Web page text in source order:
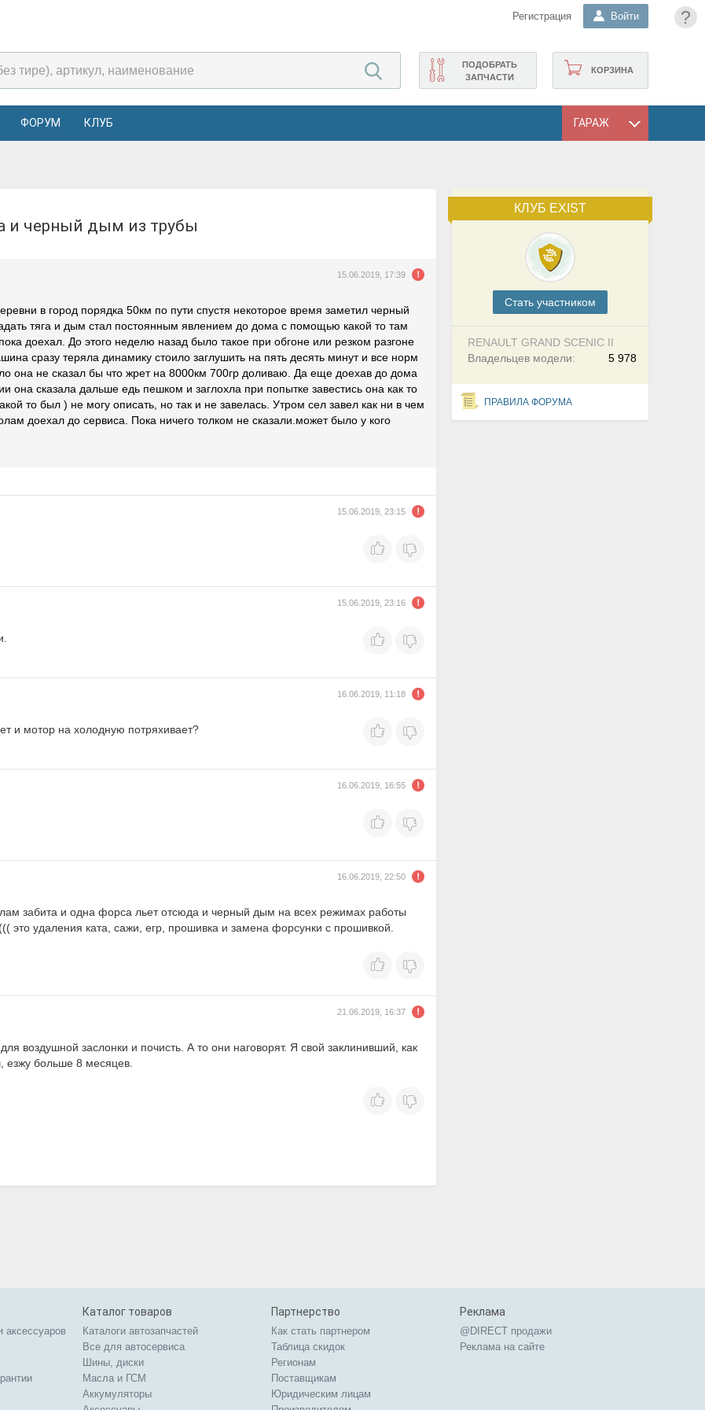
?
Регистрация Войти
КОРЗИНА
ПОДОБРАТЬ
ЗАПЧАСТИ
ФОРУМ КЛУБ ГАРАЖ
КЛУБ EXIST
Cтать участником
RENAULT GRAND SCENIC II
5 978
Владельцев модели:
ПРАВИЛА ФОРУМА
и черный дым из трубы
15.06.2019, 17:39
в город порядка 50км по пути спустя некоторое время заметил черный
тяга и дым стал постоянным явлением до дома с помощью какой то там
доехал. До этого неделю назад было такое при обгоне или резком разгоне
сразу теряла динамику стоило заглушить на пять десять минут и все норм
она не сказал бы что жрет на 8000км 700гр доливаю. Да еще доехав до дома
она сказала дальше едь пешком и заглохла при попытке завестись она как то
то был ) не могу описать, но так и не завелась. Утром сел завел как ни в чем
доехал до сервиса. Пока ничего толком не сказали.может было у кого
15.06.2019, 23:15
15.06.2019, 23:16
16.06.2019, 11:18
и мотор на холодную потряхивает?
16.06.2019, 16:55
16.06.2019, 22:50
забита и одна форса льет отсюда и черный дым на всех режимах работы
это удаления ката, сажи, егр, прошивка и замена форсунки с прошивкой.
21.06.2019, 16:37
воздушной заслонки и почисть. А то они наговорят. Я свой заклинивший, как
езжу больше 8 месяцев.
аксессуаров
Каталог товаров
Каталоги автозапчастей
Все для автосервиса
Шины, диски
Масла и ГСМ
Аккумуляторы
Партнерство
Как стать партнером
Таблица скидок
Регионам
Поставщикам
Юридическим лицам
Реклама
@DIRECT продажи
Реклама на сайте